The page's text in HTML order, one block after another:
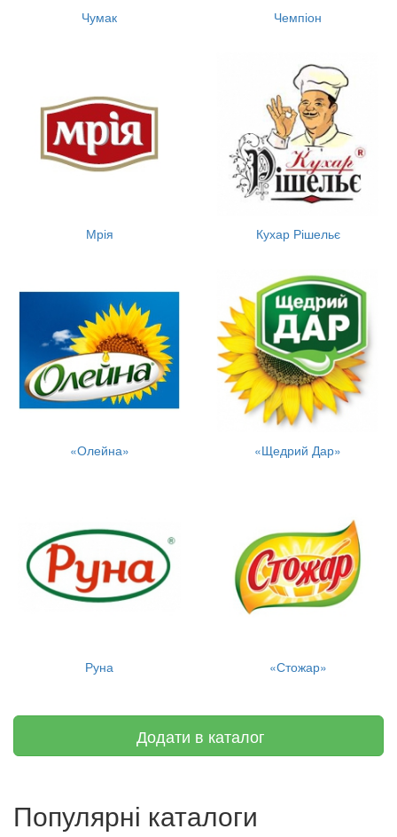
Чумак Чемпіон
Мрія Кухар Рішельє
«Олейна» «Щедрий Дар»
Руна «Стожар»
Додати в каталог
Популярні каталоги